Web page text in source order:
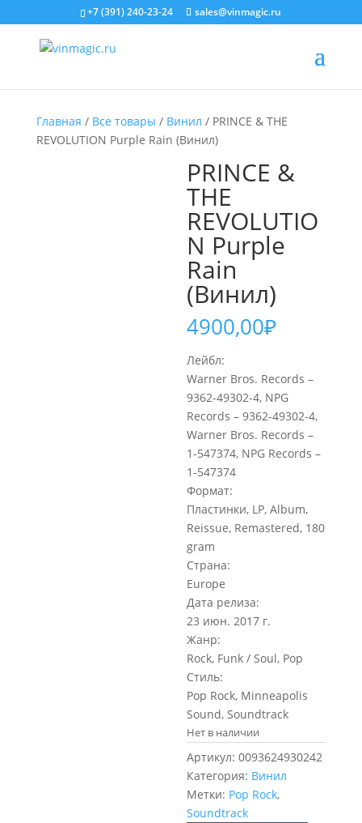
+7 (391) 240-23-24 sales@vinmagic.ru
Главная / Все товары / Винил / PRINCE & THE
REVOLUTION Purple Rain (Винил)
PRINCE &
THE
REVOLUTIO
N Purple
Rain
(Винил)
4900,00₽
Лейбл:
Warner Bros. Records –
9362-49302-4, NPG
Records – 9362-49302-4,
Warner Bros. Records –
1-547374, NPG Records –
1-547374
Формат:
Пластинки, LP, Album,
Reissue, Remastered, 180
gram
Страна:
Europe
Дата релиза:
23 июн. 2017 г.
Жанр:
Rock, Funk / Soul, Pop
Стиль:
Pop Rock, Minneapolis
Sound, Soundtrack
Нет в наличии
Артикул:0093624930242
Категория: Винил
Метки: Pop Rock,
Soundtrack